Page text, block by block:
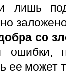
лишь
со
ее может